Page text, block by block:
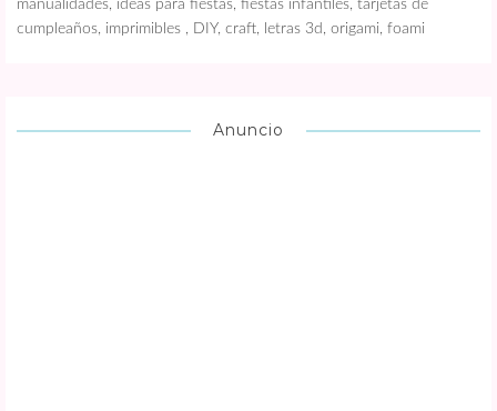
manualidades, ideas para fiestas, fiestas infantiles, tarjetas de
cumpleaños, imprimibles , DIY, craft, letras 3d, origami, foami
Anuncio